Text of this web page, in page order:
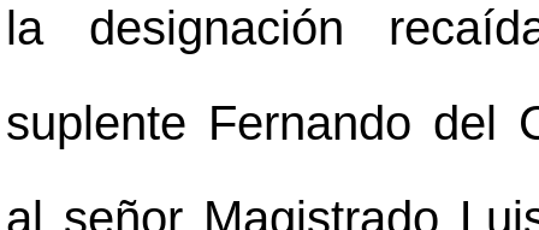
la designación
suplente Fernando del
al señor Magistrado